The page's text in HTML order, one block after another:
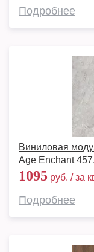
Подробнее
Виниловая
Age Enchant
1095 руб. / за
Подробнее